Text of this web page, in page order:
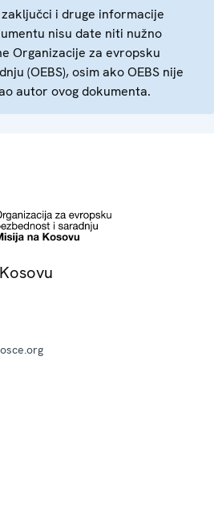
i druge informacije
nisu date niti nužno
Organizacije za evropsku
(OEBS), osim ako OEBS nije
autor ovog dokumenta.